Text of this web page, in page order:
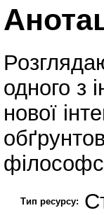
одного з
нової
Тип ресурсу: